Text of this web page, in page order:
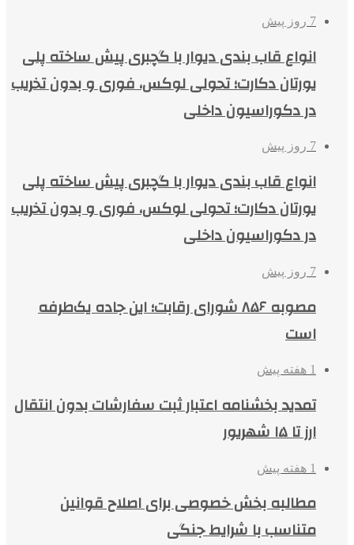
7 روز پیش
انواع قاب بندی دیوار با گچبری پیش ساخته پلی
یورتان دکارت؛ تحولی لوکس، فوری و بدون تخریب
در دکوراسیون داخلی
7 روز پیش
انواع قاب بندی دیوار با گچبری پیش ساخته پلی
یورتان دکارت؛ تحولی لوکس، فوری و بدون تخریب
در دکوراسیون داخلی
7 روز پیش
مصوبه ۸۵۶ شورای رقابت؛ این جاده یک‌طرفه
است
1 هفته پیش
تمدید بخشنامه اعتبار ثبت سفارشات بدون انتقال
ارز تا ۱۵ شهریور
1 هفته پیش
مطالبه بخش خصوصی برای اصلاح قوانین
متناسب با شرایط جنگی